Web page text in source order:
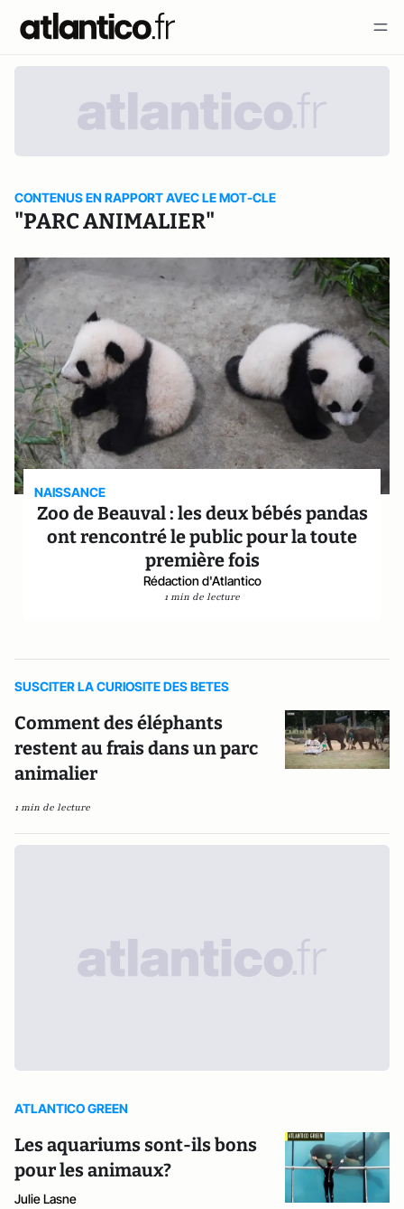
CONTENUS EN RAPPORT AVEC LE MOT-CLE
"PARC ANIMALIER"
NAISSANCE
Zoo de Beauval : les deux bébés pandas
ont rencontré le public pour la toute
première fois
Rédaction d'Atlantico
1 min de lecture
SUSCITER LA CURIOSITE DES BETES
Comment des éléphants
restent au frais dans un parc
animalier
1 min de lecture
ATLANTICO GREEN
Les aquariums sont-ils bons
pour les animaux?
Julie Lasne